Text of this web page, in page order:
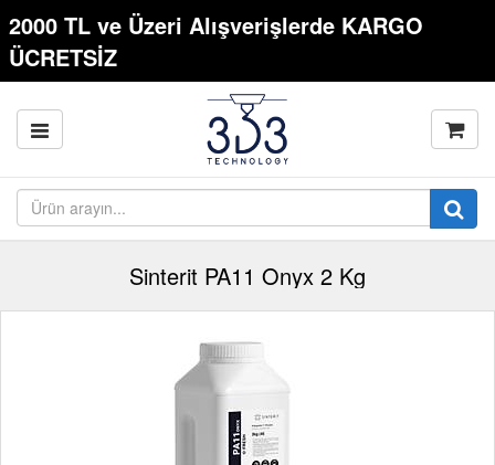
2000 TL ve Üzeri Alışverişlerde KARGO
ÜCRETSİZ
Sinterit PA11 Onyx 2 Kg